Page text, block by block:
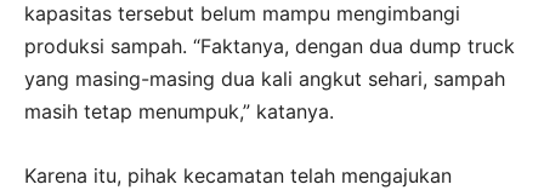
kapasitas tersebut belum mampu mengimbangi
produksi sampah. “Faktanya, dengan dua dump truck
yang masing-masing dua kali angkut sehari, sampah
masih tetap menumpuk,” katanya.
Karena itu, pihak kecamatan telah mengajukan